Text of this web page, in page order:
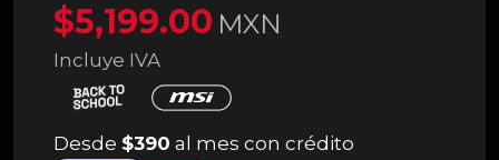
$5,199.00 MXN
Incluye IVA
Desde $390 al mes con crédito